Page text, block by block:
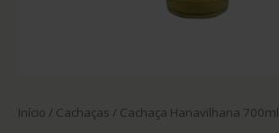
Início / Cachaças / Cachaça Hanavilhana 700ml